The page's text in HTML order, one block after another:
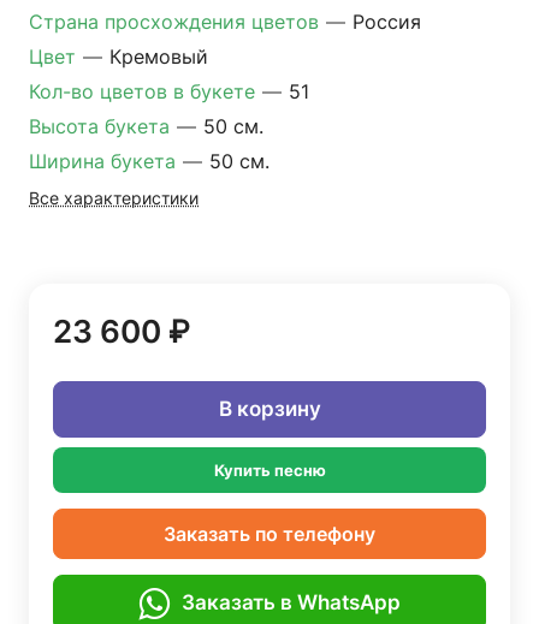
Страна просхождения цветов — Россия
Цвет — Кремовый
Кол-во цветов в букете — 51
Высота букета — 50 см.
Ширина букета — 50 см.
Все характеристики
23 600 ₽
В корзину
Купить песню
Заказать по телефону
Заказать в WhatsApp